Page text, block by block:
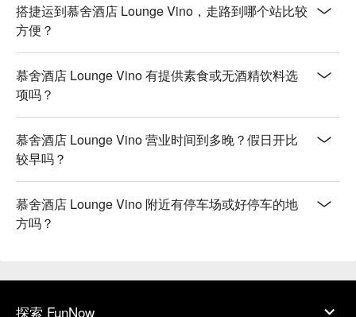
搭捷运到慕舍酒店 Lounge Vino，走路到哪个站比较
方便？
慕舍酒店 Lounge Vino 有提供素食或无酒精饮料选
项吗？
慕舍酒店 Lounge Vino 营业时间到多晚？假日开比
较早吗？
慕舍酒店 Lounge Vino 附近有停车场或好停车的地
方吗？
探索 FunNow